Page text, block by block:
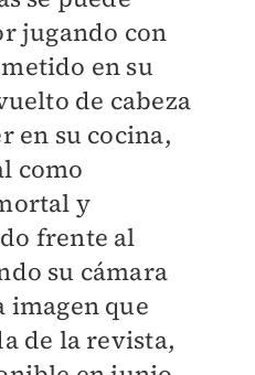
jugando con
en su
de cabeza
en su cocina,
como
y
frente al
su cámara
imagen que
de la revista,